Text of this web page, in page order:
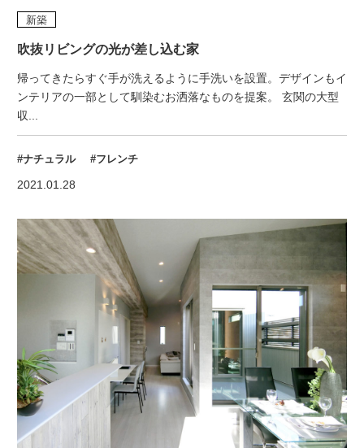
吹抜リビングの光が差し込む家
帰ってきたらすぐ手が洗えるように手洗いを設置。デザインもイ
ンテリアの一部として馴染むお洒落なものを提案。 玄関の大型
収...
新築
#ナチュラル #フレンチ
2021.01.28